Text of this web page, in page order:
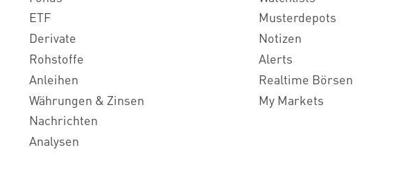
ETF
Derivate
Rohstoffe
Anleihen
Währungen & Zinsen
Nachrichten
Analysen
Musterdepots
Notizen
Alerts
Realtime Börsen
My Markets